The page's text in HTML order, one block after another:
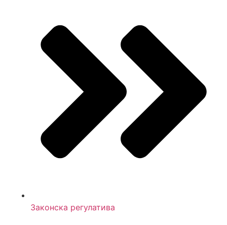
Законска регулатива